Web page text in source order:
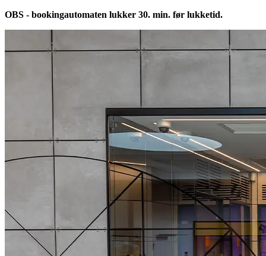
OBS - bookingautomaten lukker 30. min. før lukketid.